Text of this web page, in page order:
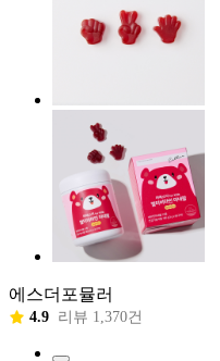
에스더포뮬러
4.9 리뷰 1,370건